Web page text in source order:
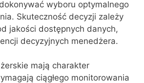
wyboru optymalnego
Skuteczność decyzji zależy
jakości dostępnych danych,
decyzyjnych menedżera.
mają charakter
ciągłego monitorowania